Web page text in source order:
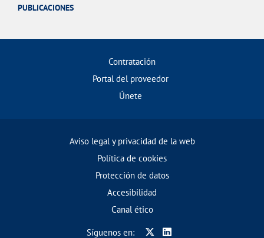
PUBLICACIONES
Contratación
Portal del proveedor
Únete
Aviso legal y privacidad de la web
Política de cookies
Protección de datos
Accesibilidad
Canal ético
Síguenos en: